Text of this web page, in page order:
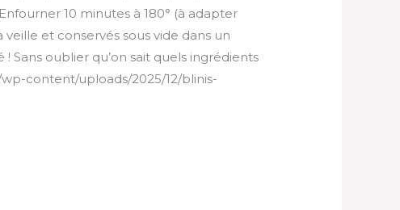
10 minutes à 180° (à adapter
et conservés sous vide dans un
Sans oublier qu’on sait quels ingrédients
content/uploads/2025/12/blinis-